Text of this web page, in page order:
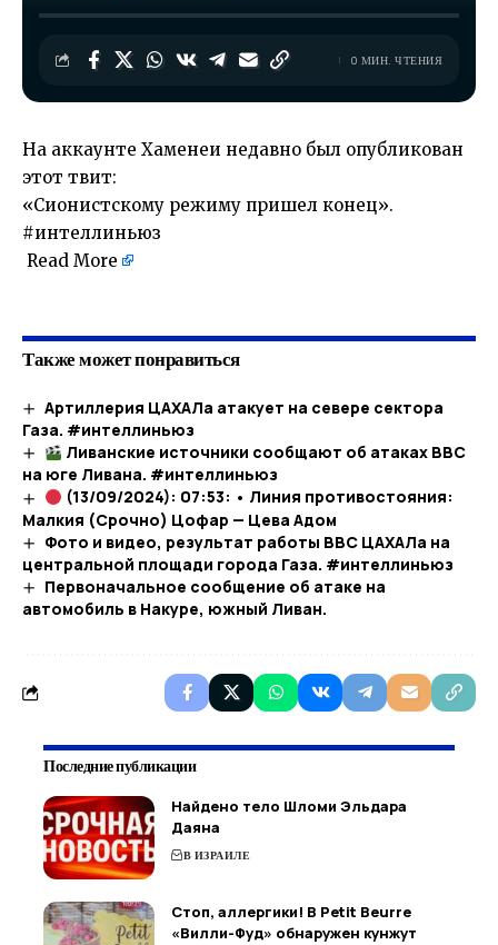
0 МИН. ЧТЕНИЯ
На аккаунте Хаменеи недавно был опубликован
этот твит:
«Сионистскому режиму пришел конец».
#интеллиньюз
Read More
Также может понравиться
Артиллерия ЦАХАЛа атакует на севере сектора
Газа. #интеллиньюз
Ливанские источники сообщают об атаках ВВС
на юге Ливана. #интеллиньюз​
(13/09/2024): 07:53: • Линия противостояния:
Малкия (Срочно) Цофар — Цева Адом
Фото и видео, результат работы ВВС ЦАХАЛа на
центральной площади города Газа. #интеллиньюз
Первоначальное сообщение об атаке на
автомобиль в Накуре, южный Ливан.
Последние публикации
Найдено тело Шломи Эльдара
Даяна
В ИЗРАИЛЕ
Стоп, аллергики! В Petit Beurre
«Вилли-Фуд» обнаружен кунжут